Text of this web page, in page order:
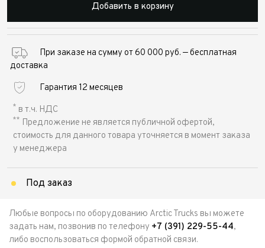
Добавить в корзину
При заказе на сумму от 60 000 руб. — бесплатная
доставка
Гарантия 12 месяцев
* в т.ч. НДС
** Предложение не является публичной офертой,
стоимость для данного товара уточняется в момент заказа
у менеджера
Под заказ
Любые вопросы по оборудованию Arctic Trucks вы можете
задать нам, позвонив по телефону +7 (391) 229-55-44,
либо воспользоваться формой обратной связи.